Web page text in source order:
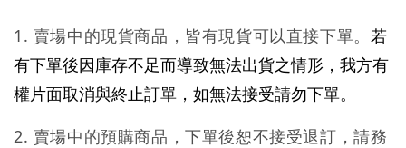
1. 賣場中的現貨商品，皆有現貨可以直接下單。 若
有下單後因庫存不足而導致無法出貨之情形，我方有
權片面取消與終止訂單，如無法接受請勿下單。
2. 賣場中的預購商品，下單後恕不接受退訂，請務